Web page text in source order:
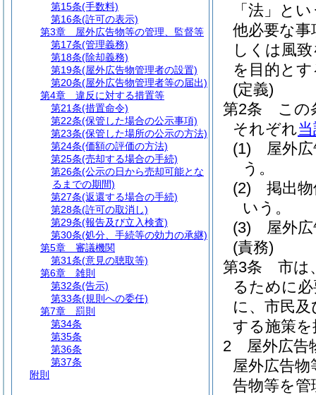
「法」と
他必要な
しくは風
を目的と
(定義)
第2条
この
それぞれ
(1)
屋外
う。
(2)
掲出
いう。
(3)
屋外
(責務)
第3条
市は
るために
に、市民
する施策
2
屋外広告
屋外広告
告物等を
第15条(手数料)
第16条(許可の表示)
第3章
屋外広告物等の管理、監督等
第17条(管理義務)
第18条(除却義務)
第19条(屋外広告物管理者の設置)
第20条(屋外広告物管理者等の届出)
第4章
違反に対する措置等
第21条(措置命令)
第22条(保管した場合の公示事項)
第23条(保管した場所の公示の方法)
第24条(価額の評価の方法)
第25条(売却する場合の手続)
第26条(公示の日から売却可能とな
るまでの期間)
第27条(返還する場合の手続)
第28条(許可の取消し)
第29条(報告及び立入検査)
第30条(処分、手続等の効力の承継)
第5章
審議機関
第31条(意見の聴取等)
第6章
雑則
第32条(告示)
第33条(規則への委任)
第7章
罰則
第34条
第35条
第36条
第37条
附則